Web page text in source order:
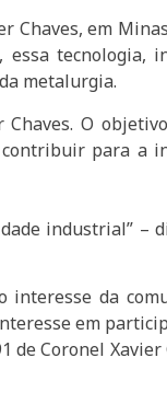
em
tecnologia,
metalurgia.
O
para a
industrial” –
interesse da
em
Coronel Xavier